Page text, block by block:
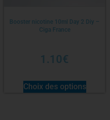
Booster nicotine 10ml Day 2 Diy –
Ciga France
1.10€
Choix des options